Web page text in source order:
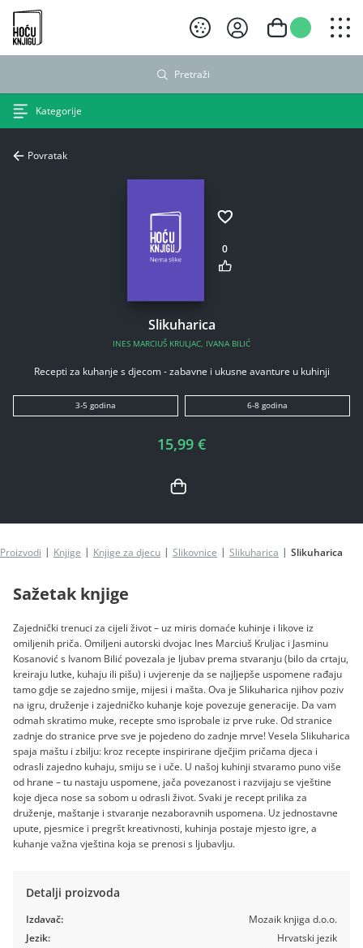
Hoću knjigu crni logo
Pretraži
Kategorije
Povratak
0
Slikuharica
INES MARCIUŠ KRULJAC IVANA BILIĆ
Recepti za kuhanje s djecom - zabavne i ukusne avanture u kuhinji
3-5 godina 6-8 godina
15,99 €
Proizvodi Knjige Knjige za djecu Slikovnice Slikuharica Slikuharica
Sažetak knjige
Zajednički trenuci za cijeli život – uz miris domaće kuhinje i likove iz
omiljenih priča. Omiljeni autorski dvojac Ines Marciuš Kruljac i Jasminu
Kosanović s Ivanom Bilić povezala je ljubav prema stvaranju (bilo da crtaju,
kreiraju lutke, kuhaju ili pišu) i uvjerenje da se najljepše uspomene rađaju
tamo gdje se zajedno smije, mijesi i mašta. Ova je Slikuharica njihov poziv
na igru, druženje i zajedničko kuhanje koje povezuje generacije. Da vam
odmah skratimo muke, recepte smo isprobale iz prve ruke. Od stranice
zadnje do stranice prve sve je pojedeno do zadnje mrve! Vesela Slikuharica
spaja maštu i zbilju: kroz recepte inspirirane dječjim pričama djeca i
odrasli zajedno kuhaju, smiju se i uče. U našoj kuhinji stvaramo puno više
od hrane – tu nastaju uspomene, jača povezanost i razvijaju se vještine
koje djeca nose sa sobom u odrasli život. Svaki je recept prilika za
druženje, maštanje i stvaranje nezaboravnih uspomena. Uz jednostavne
upute, pjesmice i pregršt kreativnosti, kuhinja postaje mjesto igre, a
kuhanje važna vještina koja se prenosi s ljubavlju.
Detalji proizvoda
Izdavač:
Jezik:
Mozaik knjiga d.o.o.
Hrvatski jezik